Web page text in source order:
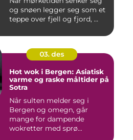
og snøen legger seg som et
teppe over fjell og fjord, ...
03. des
Hot wok i Bergen: Asiatisk
varme og raske måltider på
Sotra
Når sulten melder seg i
Bergen og omegn, går
mange for dampende
wokretter med sprø...